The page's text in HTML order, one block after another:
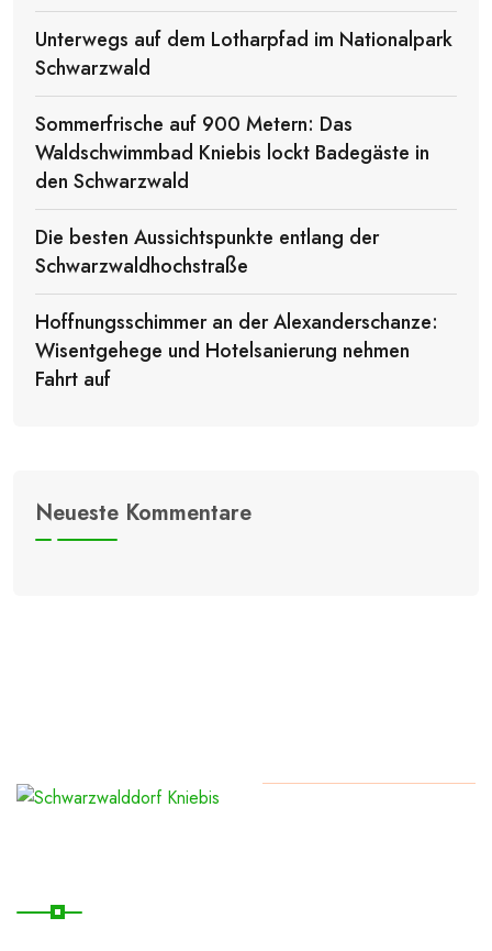
Unterwegs auf dem Lotharpfad im Nationalpark
Schwarzwald
Sommerfrische auf 900 Metern: Das
Waldschwimmbad Kniebis lockt Badegäste in
den Schwarzwald
Die besten Aussichtspunkte entlang der
Schwarzwaldhochstraße
Hoffnungsschimmer an der Alexanderschanze:
Wisentgehege und Hotelsanierung nehmen
Fahrt auf
Neueste Kommentare